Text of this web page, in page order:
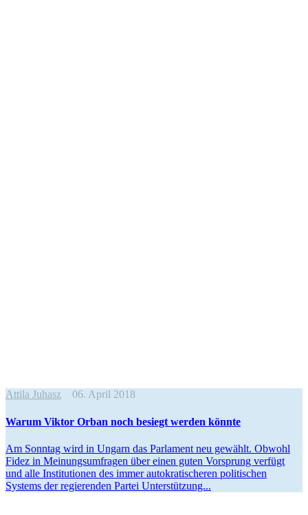
Attila Juhasz 06. April 2018
Warum Viktor Orban noch besiegt werden könnte
Am Sonntag wird in Ungarn das Parlament neu gewählt. Obwohl
Fidez in Meinungs­um­fragen über einen guten Vorsprung verfügt
und alle Insti­tu­tionen des immer autokra­ti­scheren politi­schen
Systems der regie­renden Partei Unterstützung...